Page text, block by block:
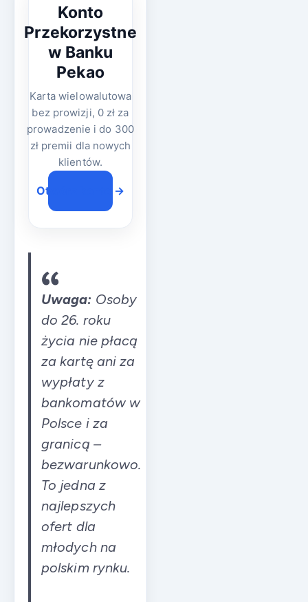
Konto
Przekorzystne
w Banku
Pekao
Karta wielowalutowa
bez prowizji, 0 zł za
prowadzenie i do 300
zł premii dla nowych
klientów.
Otwórz konto →
Uwaga: Osoby
do 26. roku
życia nie płacą
za kartę ani za
wypłaty z
bankomatów w
Polsce i za
granicą –
bezwarunkowo.
To jedna z
najlepszych
ofert dla
młodych na
polskim rynku.